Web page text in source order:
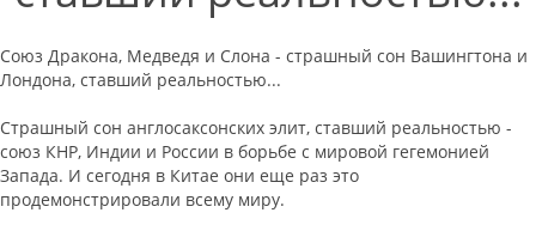
Союз Дракона, Медведя и Слона - страшный сон Вашингтона и
Лондона, ставший реальностью...
Страшный сон англосаксонских элит, ставший реальностью -
союз КНР, Индии и России в борьбе с мировой гегемонией
Запада. И сегодня в Китае они еще раз это
продемонстрировали всему миру.